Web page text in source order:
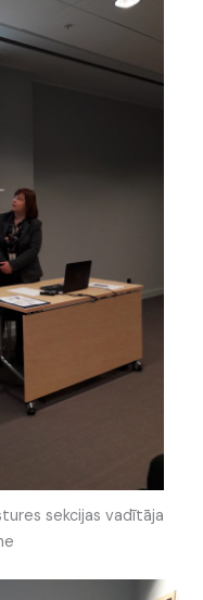
sekcijas vadītāja